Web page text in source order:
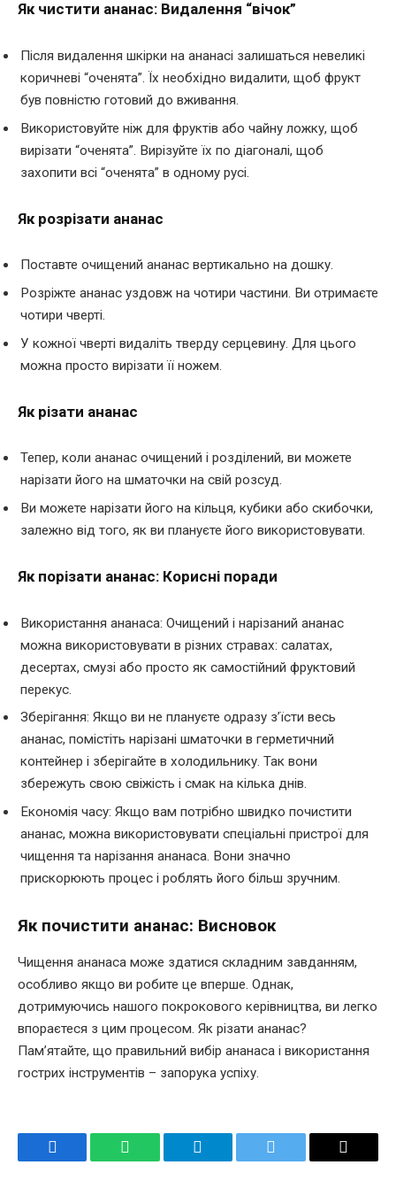
Як чистити ананас: Видалення “вічок”
Після видалення шкірки на ананасі залишаться невеликі
коричневі “оченята”. Їх необхідно видалити, щоб фрукт
був повністю готовий до вживання.
Використовуйте ніж для фруктів або чайну ложку, щоб
вирізати “оченята”. Вирізуйте їх по діагоналі, щоб
захопити всі “оченята” в одному русі.
Як розрізати ананас
Поставте очищений ананас вертикально на дошку.
Розріжте ананас уздовж на чотири частини. Ви отримаєте
чотири чверті.
У кожної чверті видаліть тверду серцевину. Для цього
можна просто вирізати її ножем.
Як різати ананас
Тепер, коли ананас очищений і розділений, ви можете
нарізати його на шматочки на свій розсуд.
Ви можете нарізати його на кільця, кубики або скибочки,
залежно від того, як ви плануєте його використовувати.
Як порізати ананас: Корисні поради
Використання ананаса: Очищений і нарізаний ананас
можна використовувати в різних стравах: салатах,
десертах, смузі або просто як самостійний фруктовий
перекус.
Зберігання: Якщо ви не плануєте одразу з’їсти весь
ананас, помістіть нарізані шматочки в герметичний
контейнер і зберігайте в холодильнику. Так вони
збережуть свою свіжість і смак на кілька днів.
Економія часу: Якщо вам потрібно швидко почистити
ананас, можна використовувати спеціальні пристрої для
чищення та нарізання ананаса. Вони значно
прискорюють процес і роблять його більш зручним.
Як почистити ананас: Висновок
Чищення ананаса може здатися складним завданням,
особливо якщо ви робите це вперше. Однак,
дотримуючись нашого покрокового керівництва, ви легко
впораєтеся з цим процесом. Як різати ананас?
Пам’ятайте, що правильний вибір ананаса і використання
гострих інструментів – запорука успіху.
Facebook WhatsApp Telegram Twitter Email